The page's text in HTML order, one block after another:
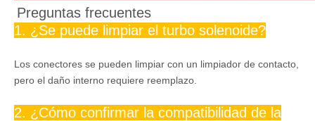
Preguntas frecuentes
1. ¿Se puede limpiar el turbo solenoide?
Los conectores se pueden limpiar con un limpiador de contacto,
pero el daño interno requiere reemplazo.
2. ¿Cómo confirmar la compatibilidad de la